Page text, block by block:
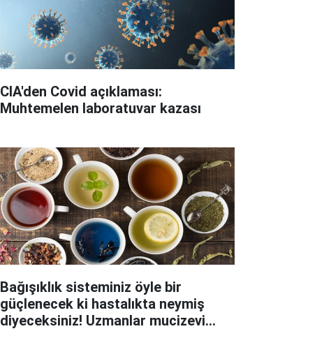
CIA'den Covid açıklaması:
Muhtemelen laboratuvar kazası
Bağışıklık sisteminiz öyle bir
güçlenecek ki hastalıkta neymiş
diyeceksiniz! Uzmanlar mucizevi